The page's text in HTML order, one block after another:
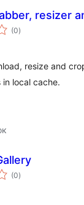
resizer
(0общий
рейтинг
)
resize and
local cache.
(0общий
рейтинг
)